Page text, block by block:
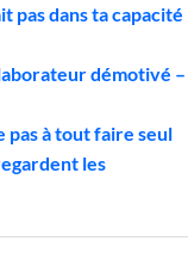
pas dans ta capacité
démotivé –
pas à tout faire seul
les